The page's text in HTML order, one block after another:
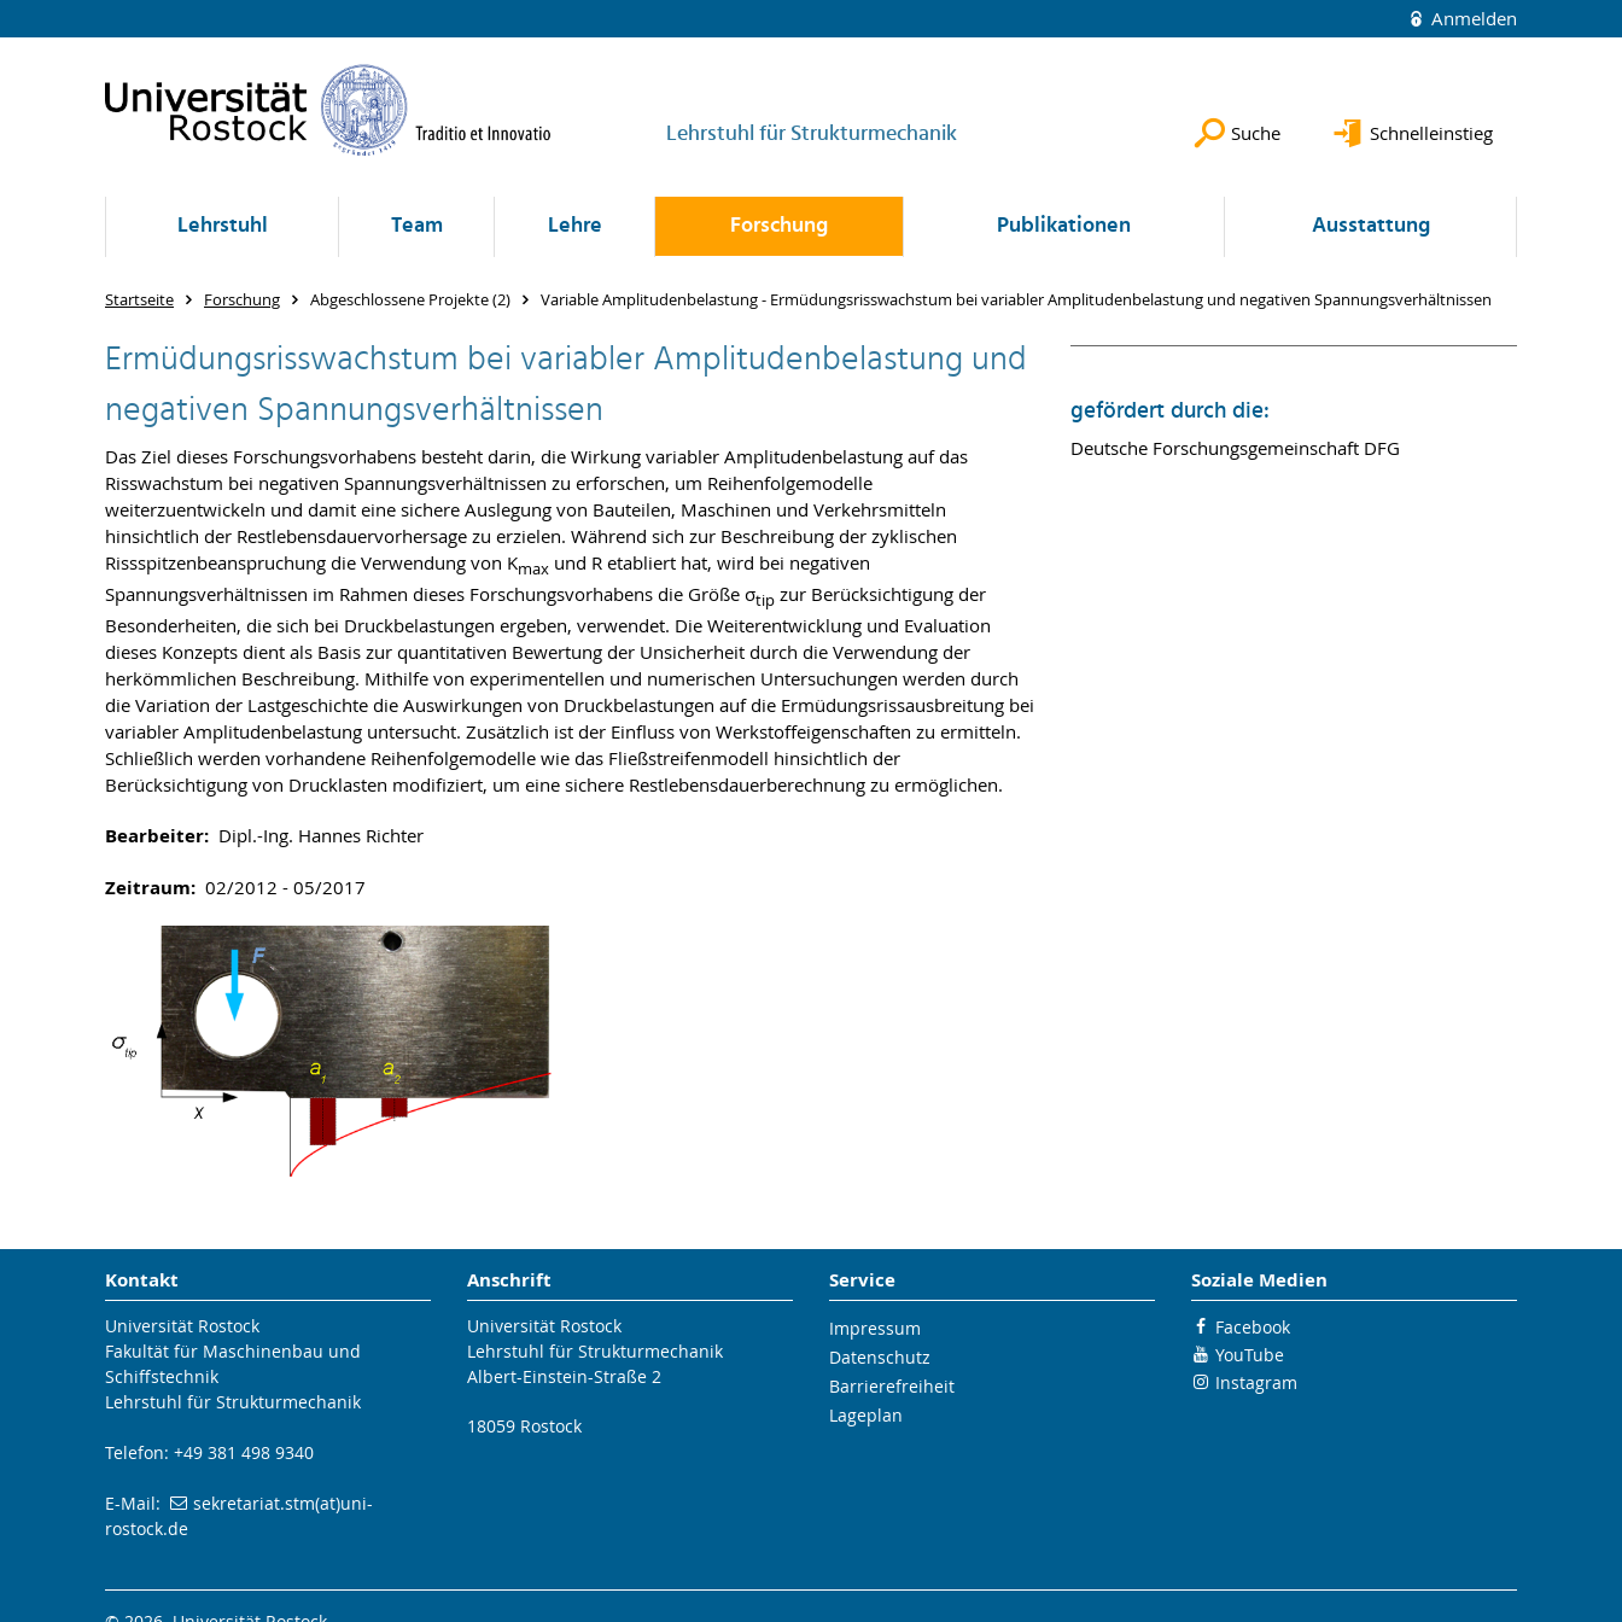
Anmelden
Lehrstuhl für Strukturmechanik Suche Schnelleinstieg
Lehrstuhl Team Lehre Forschung Publikationen Ausstattung
Startseite Forschung Abgeschlossene Projekte (2) Variable Amplitudenbelastung - Ermüdungsrisswachstum bei variabler Amplitudenbelastung und negativen Spannungsverhältnissen
Ermüdungsrisswachstum bei variabler Amplitudenbelastung und
negativen Spannungsverhältnissen
Das Ziel dieses Forschungsvorhabens besteht darin, die Wirkung variabler Amplitudenbelastung auf das
Risswachstum bei negativen Spannungsverhältnissen zu erforschen, um Reihenfolgemodelle
weiterzuentwickeln und damit eine sichere Auslegung von Bauteilen, Maschinen und Verkehrsmitteln
hinsichtlich der Restlebensdauervorhersage zu erzielen. Während sich zur Beschreibung der zyklischen
Rissspitzenbeanspruchung die Verwendung von Kmax und R etabliert hat, wird bei negativen
Spannungsverhältnissen im Rahmen dieses Forschungsvorhabens die Größe σtip zur Berücksichtigung der
Besonderheiten, die sich bei Druckbelastungen ergeben, verwendet. Die Weiterentwicklung und Evaluation
dieses Konzepts dient als Basis zur quantitativen Bewertung der Unsicherheit durch die Verwendung der
herkömmlichen Beschreibung. Mithilfe von experimentellen und numerischen Untersuchungen werden durch
die Variation der Lastgeschichte die Auswirkungen von Druckbelastungen auf die Ermüdungsrissausbreitung bei
variabler Amplitudenbelastung untersucht. Zusätzlich ist der Einfluss von Werkstoffeigenschaften zu ermitteln.
Schließlich werden vorhandene Reihenfolgemodelle wie das Fließstreifenmodell hinsichtlich der
Berücksichtigung von Drucklasten modifiziert, um eine sichere Restlebensdauerberechnung zu ermöglichen.
Bearbeiter: Dipl.-Ing. Hannes Richter
Zeitraum: 02/2012 - 05/2017
gefördert durch die:
Deutsche Forschungsgemeinschaft DFG
Kontakt
Universität Rostock
Fakultät für Maschinenbau und
Schiffstechnik
Lehrstuhl für Strukturmechanik
Telefon: +49 381 498 9340
E-Mail:
sekretariat.stm(at)uni-
rostock.de
Anschrift
Universität Rostock
Lehrstuhl für Strukturmechanik
Albert-Einstein-Straße 2
18059 Rostock
Service
Impressum
Datenschutz
Barrierefreiheit
Lageplan
Soziale Medien
Facebook
YouTube
Instagram